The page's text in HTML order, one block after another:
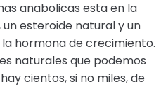
anabolicas esta en la
esteroide natural y un
hormona de crecimiento.
naturales que podemos
cientos, si no miles, de